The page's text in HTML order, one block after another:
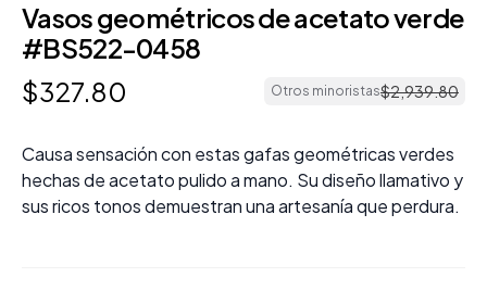
Vasos geométricos de acetato verde
#BS522-0458
$327.80 Otros minoristas$2,939.80
Causa sensación con estas gafas geométricas verdes
hechas de acetato pulido a mano. Su diseño llamativo y
sus ricos tonos demuestran una artesanía que perdura.